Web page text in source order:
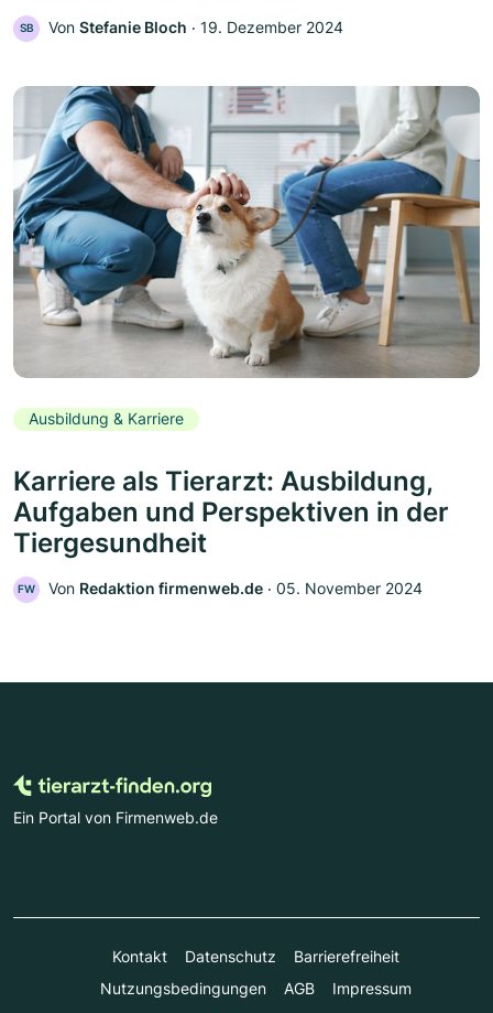
SB Von Stefanie Bloch ‧ 19. Dezember 2024
Ausbildung & Karriere
Karriere als Tierarzt: Ausbildung,
Aufgaben und Perspektiven in der
Tiergesundheit
FW Von Redaktion firmenweb.de ‧ 05. November 2024
Ein Portal von Firmenweb.de
Kontakt Datenschutz
Barrierefreiheit
Nutzungsbedingungen
AGB Impressum